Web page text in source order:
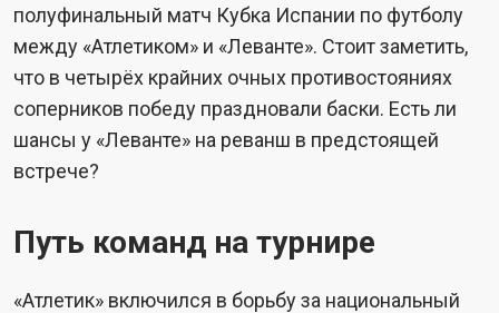
полуфинальный матч Кубка Испании по футболу
между «Атлетиком» и «Леванте». Стоит заметить,
что в четырёх крайних очных противостояниях
соперников победу праздновали баски. Есть ли
шансы у «Леванте» на реванш в предстоящей
встрече?
Путь команд на турнире
«Атлетик» включился в борьбу за национальный